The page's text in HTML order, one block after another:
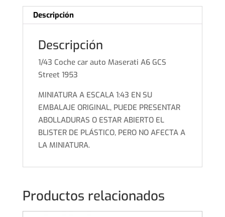
1953
cantidad
Descripción
Descripción
1/43 Coche car auto Maserati A6 GCS
Street 1953
MINIATURA A ESCALA 1:43 EN SU
EMBALAJE ORIGINAL, PUEDE PRESENTAR
ABOLLADURAS O ESTAR ABIERTO EL
BLISTER DE PLÁSTICO, PERO NO AFECTA A
LA MINIATURA.
Productos relacionados